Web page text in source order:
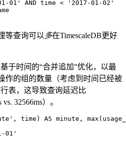
等查询可以 多在TimescaleDB更好
于时间的“合并追加”优化，以最
作的组的数量（考虑到时间已经被
表，这导致查询延迟比
32566ms）。